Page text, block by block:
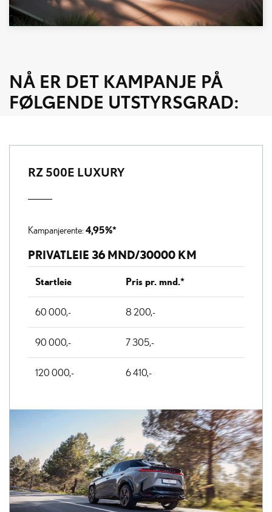
NÅ ER DET KAMPANJE PÅ
FØLGENDE UTSTYRSGRAD:
RZ 500E LUXURY
Kampanjerente:4,95%*
PRIVATLEIE 36 MND/30000 KM
Startleie Pris pr. mnd.*
60 000,- 8 200,-
90 000,- 7 305,-
120 000,- 6 410,-